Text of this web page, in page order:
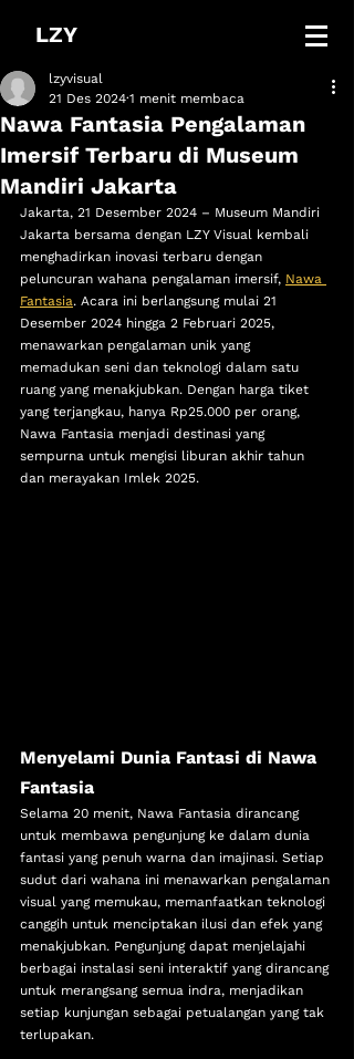
LZY
Nawa Fantasia Pengalaman
Imersif Terbaru di Museum
Mandiri Jakarta
lzyvisual
21 Des 2024 1 menit membaca
Jakarta, 21 Desember 2024 – Museum Mandiri
Jakarta bersama dengan LZY Visual kembali
menghadirkan inovasi terbaru dengan
peluncuran wahana pengalaman imersif, Nawa
Fantasia. Acara ini berlangsung mulai 21
Desember 2024 hingga 2 Februari 2025,
menawarkan pengalaman unik yang
memadukan seni dan teknologi dalam satu
ruang yang menakjubkan. Dengan harga tiket
yang terjangkau, hanya Rp25.000 per orang,
Nawa Fantasia menjadi destinasi yang
sempurna untuk mengisi liburan akhir tahun
dan merayakan Imlek 2025.
Menyelami Dunia Fantasi di Nawa
Fantasia
Selama 20 menit, Nawa Fantasia dirancang
untuk membawa pengunjung ke dalam dunia
fantasi yang penuh warna dan imajinasi. Setiap
sudut dari wahana ini menawarkan pengalaman
visual yang memukau, memanfaatkan teknologi
canggih untuk menciptakan ilusi dan efek yang
menakjubkan. Pengunjung dapat menjelajahi
berbagai instalasi seni interaktif yang dirancang
untuk merangsang semua indra, menjadikan
setiap kunjungan sebagai petualangan yang tak
terlupakan.